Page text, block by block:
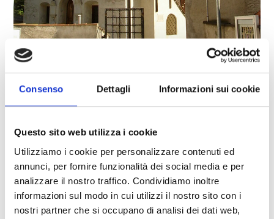
Consenso Dettagli Informazioni sui cookie
Questo sito web utilizza i cookie
Utilizziamo i cookie per personalizzare contenuti ed
annunci, per fornire funzionalità dei social media e per
analizzare il nostro traffico. Condividiamo inoltre
informazioni sul modo in cui utilizzi il nostro sito con i
nostri partner che si occupano di analisi dei dati web,
CHIESA PARROCCHIALE DI SAN MICHELE
Piazza Principale 14
39021Laces
info@latsch.it
T0473 623109
torna alla lista